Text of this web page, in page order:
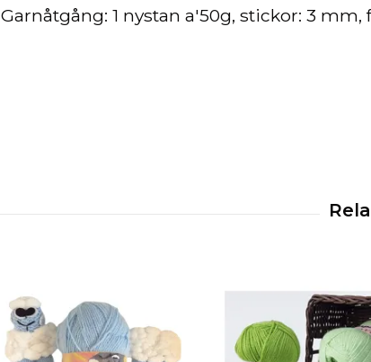
Garnåtgång: 1 nystan a'50g, stickor: 3